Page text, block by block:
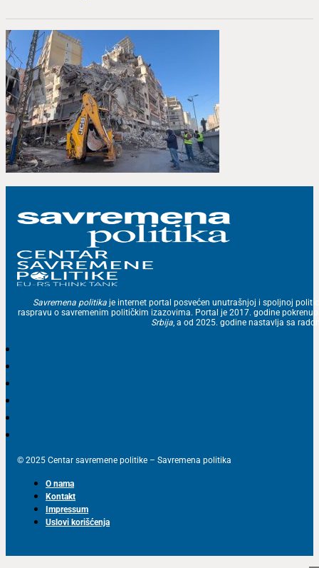
Savremena politika je internet portal posvećen unutrašnjoj i spoljnoj
raspravu o savremenim političkim izazovima. Portal je 2017. godine
Srbija, a od 2025. godine nastavlja sa
© 2025 Centar savremene politike – Savremena politika
O nama
Kontakt
Impressum
Uslovi korišćenja